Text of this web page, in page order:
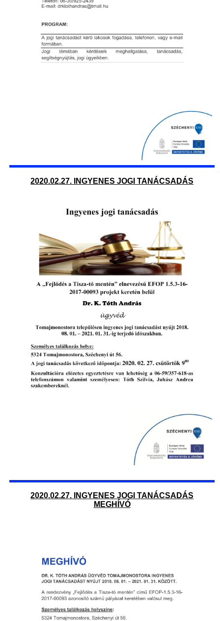
2020.02.27. INGYENES JOGI TANÁCSADÁS
2020.02.27. INGYENES JOGI TANÁCSADÁS
MEGHÍVÓ